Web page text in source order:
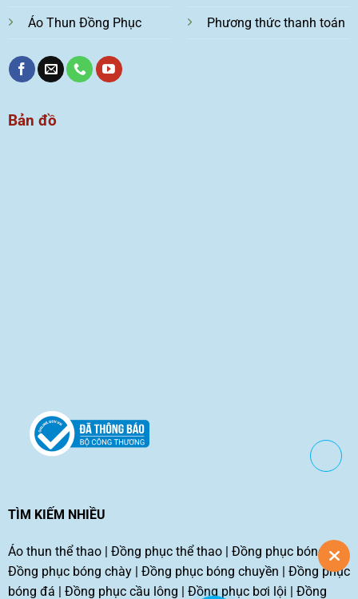
Áo Thun Đồng Phục Phương thức thanh toán
Bản đồ
TÌM KIẾM NHIỀU
Áo thun thể thao| Đồng phục thể thao| Đồng phục bóng rổ|
Đồng phục bóng chày| Đồng phục bóng chuyền | Đồng phục
bóng đá | Đồng phục cầu lông | Đồng phục bơi lội | Đồng